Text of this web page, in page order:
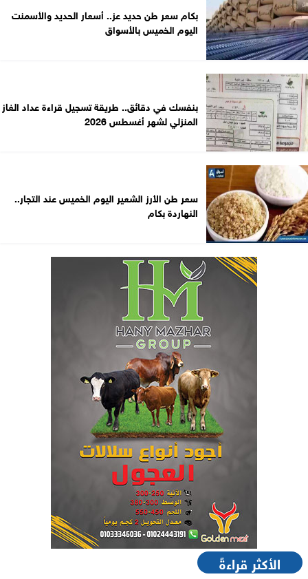
بكام سعر طن حديد عز.. أسعار الحديد والأسمنت
اليوم الخميس بالأسواق
بنفسك في دقائق.. طريقة تسجيل قراءة عداد الغاز
المنزلي لشهر أغسطس 2026
سعر طن الأرز الشعير اليوم الخميس عند التجار..
النهاردة بكام
الأكثر قراءةً